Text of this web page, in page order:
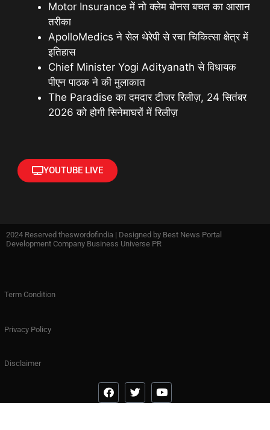
Motor Insurance में नो क्लेम बोनस बचत का आसान
तरीका
ApolloMedics ने सेल थेरेपी से रचा चिकित्सा क्षेत्र में
इतिहास
Chief Minister Yogi Adityanath से विधायक
पीएन पाठक ने की मुलाकात
The Paradise का दमदार टीजर रिलीज़, 24 सितंबर
2026 को होगी सिनेमाघरों में रिलीज़
YOUTUBE LIVE
2024 Reserved theswordofindia | Designed by Best News Portal
Development Company Business Universe PR
Term Condition
Privacy Policy
Disclaimer